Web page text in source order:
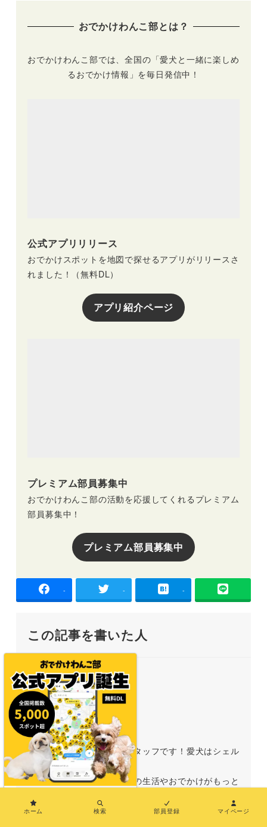
おでかけわんこ部とは？
おでかけわんこ部では、全国の「愛犬と一緒に楽しめ
るおでかけ情報」を毎日発信中！
公式アプリリリース
おでかけスポットを地図で探せるアプリがリリースさ
れました！（無料DL）
アプリ紹介ページ
プレミアム部員募集中
おでかけわんこ部の活動を応援してくれるプレミアム
部員募集中！
プレミアム部員募集中
- - -
この記事を書いた人
maki
おでかけわんこ部の運営スタッフです！愛犬はシェル
ティーの女の子♪
飼い主さんとわんこの日々の生活やおでかけがもっと
ホーム 検索 部員登録 マイページ